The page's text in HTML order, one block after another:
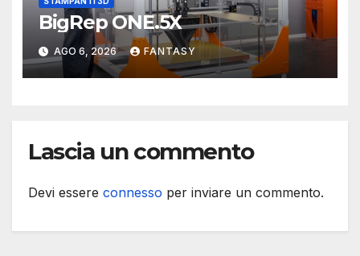
BigRep ONE.5X
AGO 6, 2026 FANTASY
Lascia un commento
Devi essere connesso per inviare un commento.